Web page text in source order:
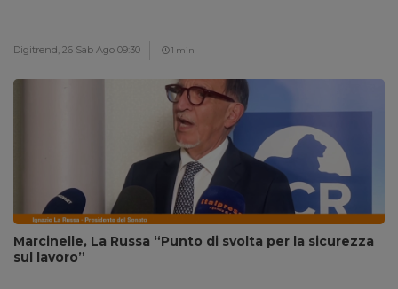
Digitrend, 26 Sab Ago 09:30 1 min
Marcinelle, La Russa “Punto di svolta per la sicurezza
sul lavoro”